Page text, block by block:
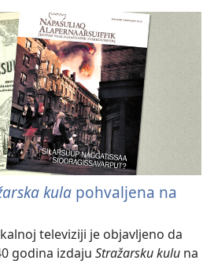
kula pohvaljena na
televiziji je objavljeno da
godina izdaju Stražarsku kulu na